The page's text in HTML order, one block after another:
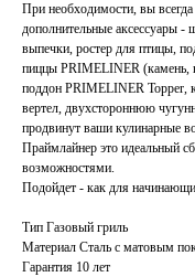
При необходимости, вы
дополнительные аксессуары -
выпечки, ростер для птицы,
пиццы PRIMELINER (камень,
поддон PRIMELINER Topper,
вертел, двухстороннюю
продвинут ваши кулинарные
Праймлайнер это идеальный
возможностями.
Подойдет - как для
Тип Газовый гриль
Материал Сталь с матовым
Гарантия 10 лет